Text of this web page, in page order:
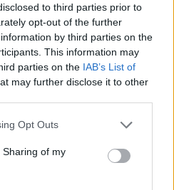
to third parties prior to
opt-out of the further
by third parties on the
This information may
parties on the IAB’s List of
may further disclose it to other
Opt Outs
of my
Policisté v pěti zemích ležících
v Amazonii pozatýkali stovky
lidí a zabavili dřevo, minerály i
zvířata v hodnotě přes 280
milionů dolarů (kolem 5,9
koordinovaných zásahů
v největším deštném pralese
podle níž se do operace nazvané
vyschl. Městský obvod
koryto